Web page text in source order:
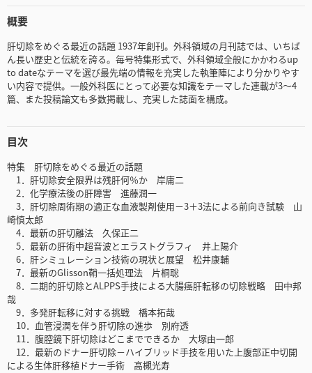
概要
肝切除をめぐる最近の話題 1937年創刊。外科領域の月刊誌では、いちば
ん長い歴史と伝統を誇る。毎号特集形式で、外科領域全般にかかわるup
to dateなテーマを選び最先端の情報を充実した執筆陣により分かりやす
い内容で提供。一般外科医にとって必要な知識をテーマした連載が3～4
篇、また投稿論文も多数掲載し、充実した誌面を構成。
目次
特集 肝切除をめぐる最近の話題
1．肝切除安全限界は残肝何％か 岸庸二
2．化学療法後の肝障害 進藤潤一
3．肝切除周術期の適正な血液製剤使用－3＋3法による前向き試験 山
崎慎太郎
4．最新の肝切離法 久保正二
5．最新の肝術中超音波とエラストグラフィ 井上陽介
6．肝シミュレーション技術の現状と展望 松井康輔
7．最新のGlisson鞘一括処理法 片桐聡
8．二期的肝切除とALPPS手技による大腸癌肝転移の切除戦略 田中邦
哉
9．多発肝転移に対する挑戦 橋本拓哉
10．血管浸潤を伴う肝切除の進歩 別府透
11．腹腔鏡下肝切除はどこまでできるか 大塚由一郎
12．最新のドナー肝切除－ハイブリッド手技を用いた上腹部正中切開
による生体肝移植ドナー手術 高槻光寿